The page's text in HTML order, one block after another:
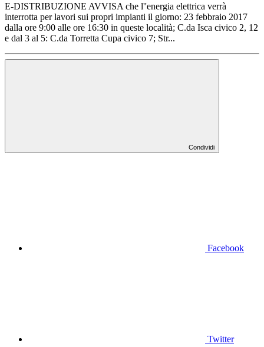
E-DISTRIBUZIONE AVVISA che l''energia elettrica verrà
interrotta per lavori sui propri impianti il giorno: 23 febbraio 2017
dalla ore 9:00 alle ore 16:30 in queste località; C.da Isca civico 2, 12
e dal 3 al 5: C.da Torretta Cupa civico 7; Str...
Condividi
Facebook
Twitter